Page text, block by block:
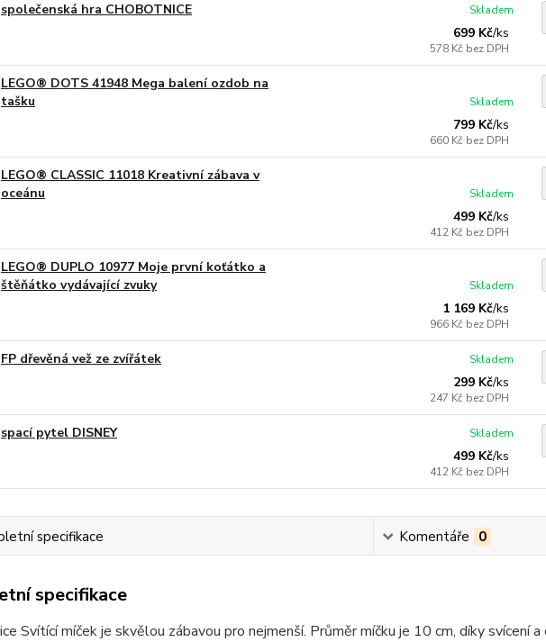
společenská hra CHOBOTNICE
699 Kč/ks
578 Kč bez DPH
Skladem
LEGO® DOTS 41948 Mega balení ozdob na
tašku
799 Kč/ks
660 Kč bez DPH
Skladem
LEGO® CLASSIC 11018 Kreativní zábava v
oceánu
499 Kč/ks
412 Kč bez DPH
Skladem
LEGO® DUPLO 10977 Moje první koťátko a
štěňátko vydávající zvuky
1 169 Kč/ks
966 Kč bez DPH
Skladem
FP dřevěná vež ze zvířátek
299 Kč/ks
247 Kč bez DPH
Skladem
spací pytel DISNEY
499 Kč/ks
412 Kč bez DPH
Skladem
specifikace Komentáře 0
specifikace
Svítící míček je skvělou zábavou pro nejmenší. Průměr míčku je 10 cm, díky svícení